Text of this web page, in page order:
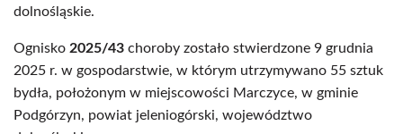
dolnośląskie.
Ognisko 2025/43 choroby zostało stwierdzone 9 grudnia
2025 r. w gospodarstwie, w którym utrzymywano 55 sztuk
bydła, położonym w miejscowości Marczyce, w gminie
Podgórzyn, powiat jeleniogórski, województwo